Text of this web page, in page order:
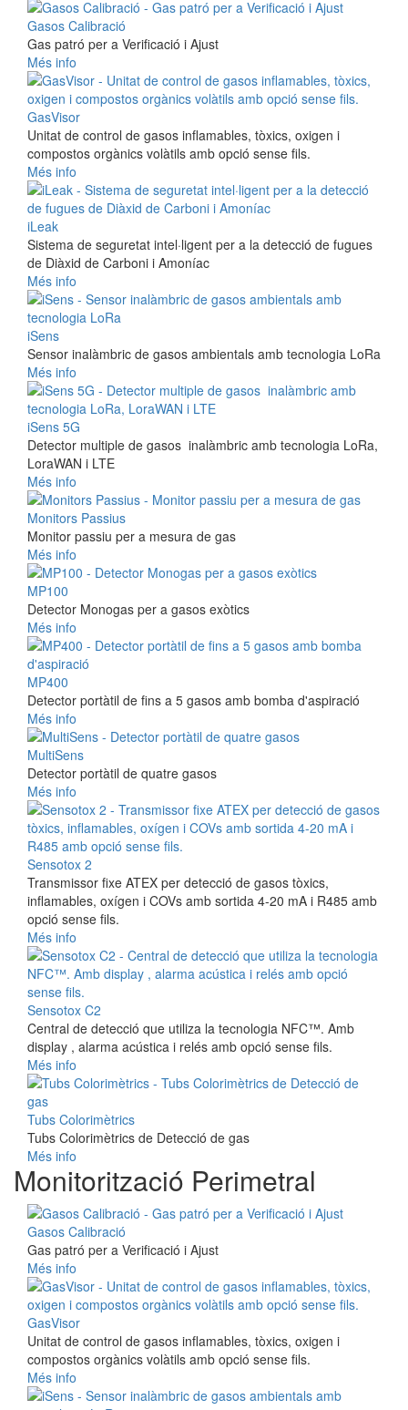
Gasos Calibració
Gas patró per a Verificació i Ajust
Més info
GasVisor
Unitat de control de gasos inflamables, tòxics, oxigen i
compostos orgànics volàtils amb opció sense fils.
Més info
iLeak
Sistema de seguretat intel·ligent per a la detecció de fugues
de Diàxid de Carboni i Amoníac
Més info
iSens
Sensor inalàmbric de gasos ambientals amb tecnologia LoRa
Més info
iSens 5G
Detector multiple de gasos inalàmbric amb tecnologia LoRa,
LoraWAN i LTE
Més info
Monitors Passius
Monitor passiu per a mesura de gas
Més info
MP100
Detector Monogas per a gasos exòtics
Més info
MP400
Detector portàtil de fins a 5 gasos amb bomba d'aspiració
Més info
MultiSens
Detector portàtil de quatre gasos
Més info
Sensotox 2
Transmissor fixe ATEX per detecció de gasos tòxics,
inflamables, oxígen i COVs amb sortida 4-20 mA i R485 amb
opció sense fils.
Més info
Sensotox C2
Central de detecció que utiliza la tecnologia NFC™. Amb
display , alarma acústica i relés amb opció sense fils.
Més info
Tubs Colorimètrics
Tubs Colorimètrics de Detecció de gas
Més info
Monitorització Perimetral
Gasos Calibració
Gas patró per a Verificació i Ajust
Més info
GasVisor
Unitat de control de gasos inflamables, tòxics, oxigen i
compostos orgànics volàtils amb opció sense fils.
Més info